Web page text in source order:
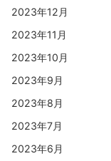
2023年12月
2023年11月
2023年10月
2023年9月
2023年8月
2023年7月
2023年6月